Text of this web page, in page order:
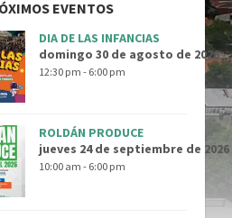
EVENTOS
DIA DE LAS INFANCIAS
domingo 30 de agosto de 2026
12:30 pm - 6:00 pm
ROLDÁN PRODUCE
jueves 24 de septiembre de 2026
10:00 am - 6:00 pm